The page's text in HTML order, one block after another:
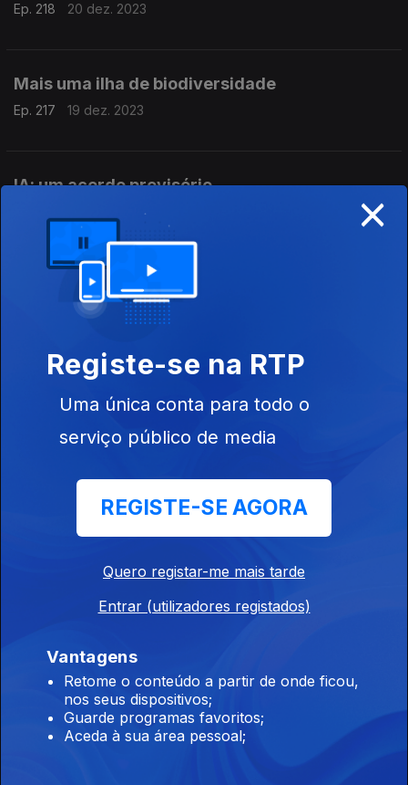
Ep. 218 20 dez. 2023
Mais uma ilha de biodiversidade
Ep. 217 19 dez. 2023
IA: um acordo provisório
O exercício e a demência
15 dez. 2023
14 dez. 2023
Os limites da IA
13 dez. 2023
12 dez. 2023
Nan Godin, artista/activista
Ep. 211 11 dez. 2023
×
Registe-se na RTP
Uma única conta para todo o
serviço público de media
REGISTE-SE AGORA
Quero registar-me mais tarde
Entrar (utilizadores registados)
Vantagens
Retome o conteúdo a partir de onde ficou,
nos seus dispositivos;
Guarde programas favoritos;
Aceda à sua área pessoal;